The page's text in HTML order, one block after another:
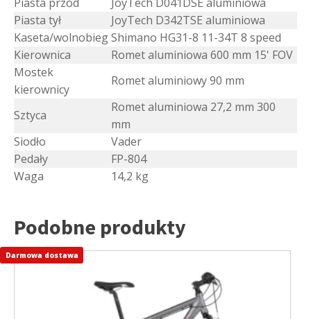
Piasta tył
JoyTech D342TSE aluminiowa
Kaseta/wolnobiegShimano HG31-8 11-34T 8 speed
Kierownica
Romet aluminiowa 600 mm 15' FOV
Mostek
kierownicy
Romet aluminiowy 90 mm
Sztyca
Romet aluminiowa 27,2 mm 300
mm
Siodło
Vader
Pedały
FP-804
Waga
14,2 kg
Podobne produkty
Ten
Darmowa dostawa